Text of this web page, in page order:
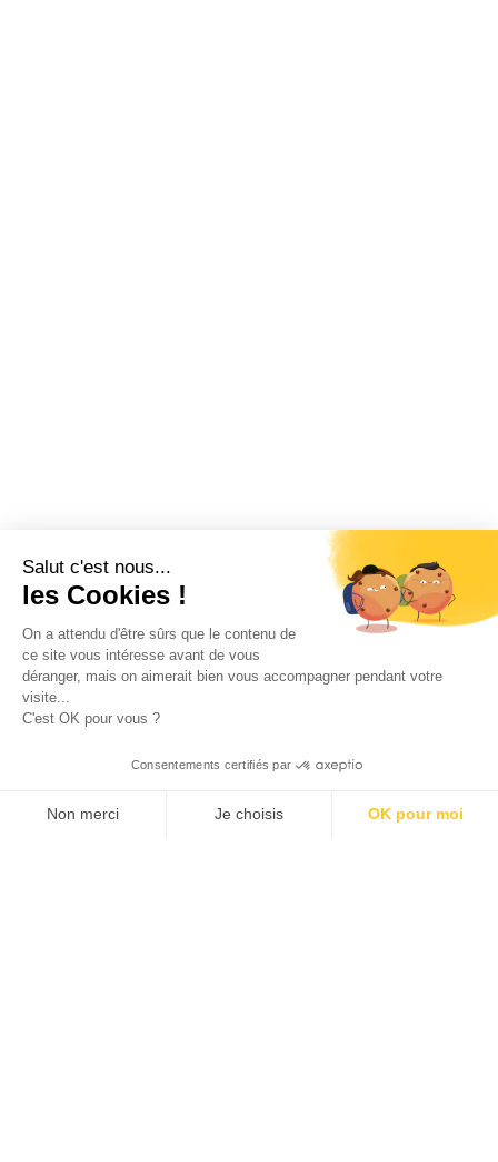
Salut c'est nous...
les Cookies !
On a attendu d'être sûrs que le contenu de
ce site vous intéresse avant de vous
déranger, mais on aimerait bien vous accompagner pendant votre
visite...
C'est OK pour vous ?
Consentements certifiés par
Non merci Je choisis OK pour moi